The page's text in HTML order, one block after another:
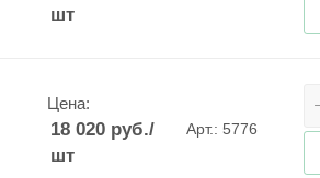
шт
Цена:
18 020руб./
шт
Арт.: 5776